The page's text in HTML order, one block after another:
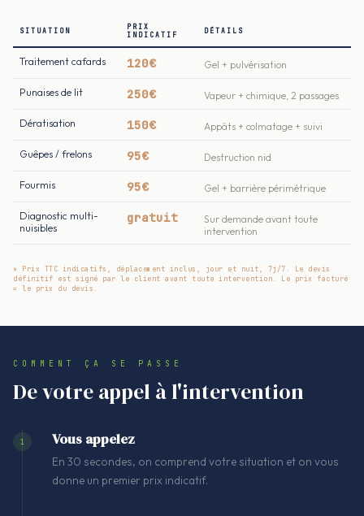
SITUATION
PRIX
INDICATIF
DÉTAILS
Traitement cafards 120€ Gel + pulvérisation
Punaises de lit 250€ Vapeur + chimique, 2 passages
Dératisation 150€ Appâts + colmatage + suivi
Guêpes / frelons 95€ Destruction nid
Fourmis 95€ Gel + barrière périmétrique
Diagnostic multi-
nuisibles
gratuit
Sur demande avant toute
intervention
* Prix TTC indicatifs, déplacement inclus, jour et nuit, 7j/7. Le devis
définitif est signé par le client avant toute intervention. Le prix facturé
= le prix du devis.
COMMENT ÇA SE PASSE
De votre appel à l'intervention
1 Vous appelez
En 30 secondes, on comprend votre situation et on vous
donne un premier prix indicatif.